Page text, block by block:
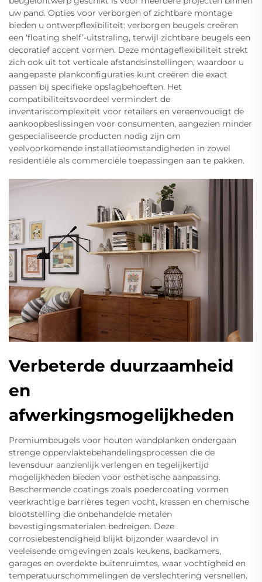
uw pand. Opties voor verborgen of zichtbare montage
bieden u ontwerpflexibiliteit: verborgen beugels creëren
een ‘floating shelf’-uitstraling, terwijl zichtbare beugels een
decoratief accent vormen. Deze montageflexibiliteit strekt
zich ook uit tot verticale afstandsinstellingen, waardoor u
aangepaste plankconfiguraties kunt creëren die exact
passen bij specifieke opslagbehoeften. Het
compatibiliteitsvoordeel vermindert de
inventariscomplexiteit voor retailers en vereenvoudigt de
aankoopbeslissingen voor consumenten, aangezien minder
gespecialiseerde producten nodig zijn om
veelvoorkomende installatieomstandigheden in zowel
residentiële als commerciële toepassingen aan te pakken.
Verbeterde duurzaamheid
en
afwerkingsmogelijkheden
Premiumbeugels voor houten wandplanken ondergaan
strenge oppervlaktebehandelingsprocessen die de
levensduur aanzienlijk verlengen en tegelijkertijd
mogelijkheden bieden voor esthetische aanpassing.
Beschermende coatings zoals poedercoating vormen
veerkrachtige barrières tegen vocht, krassen en chemische
blootstelling die onbehandelde metalen
bevestigingsmaterialen bedreigen. Deze
corrosiebestendigheid blijkt bijzonder waardevol in
veeleisende omgevingen zoals keukens, badkamers,
garages en overdekte buitenruimtes, waar vochtigheid en
temperatuurschommelingen de verslechtering versnellen.